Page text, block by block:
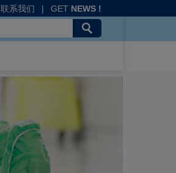
联系我们 | GET NEWS !